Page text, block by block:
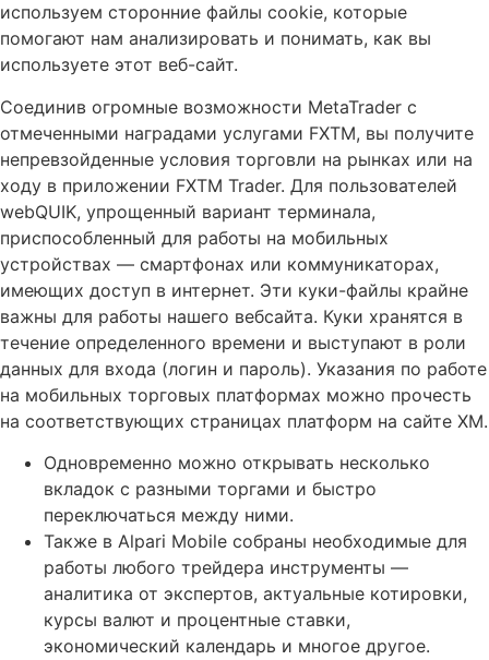
используем сторонние файлы cookie, которые
помогают нам анализировать и понимать, как вы
используете этот веб-сайт.
Соединив огромные возможности MetaTrader с
отмеченными наградами услугами FXTM, вы получите
непревзойденные условия торговли на рынках или на
ходу в приложении FXTM Trader. Для пользователей
webQUIK, упрощенный вариант терминала,
приспособленный для работы на мобильных
устройствах — смартфонах или коммуникаторах,
имеющих доступ в интернет. Эти куки-файлы крайне
важны для работы нашего вебсайта. Куки хранятся в
течение определенного времени и выступают в роли
данных для входа (логин и пароль). Указания по работе
на мобильных торговых платформах можно прочесть
на соответствующих страницах платформ на сайте XM.
Одновременно можно открывать несколько
вкладок с разными торгами и быстро
переключаться между ними.
Также в Alpari Mobile собраны необходимые для
работы любого трейдера инструменты —
аналитика от экспертов, актуальные котировки,
курсы валют и процентные ставки,
экономический календарь и многое другое.